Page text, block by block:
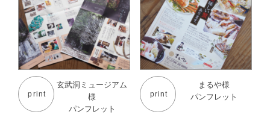
print
玄武洞ミュージアム
様
パンフレット
print
まるや様
パンフレット